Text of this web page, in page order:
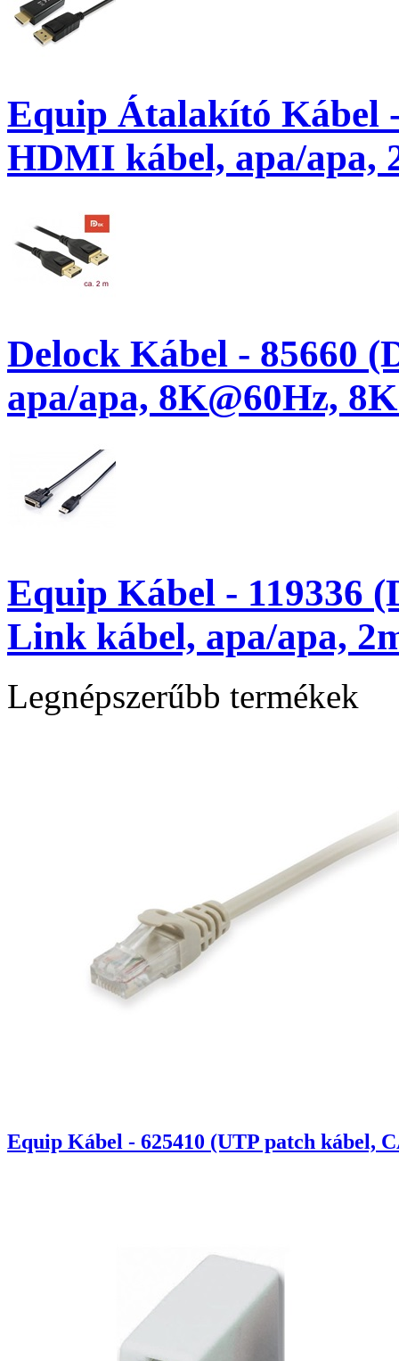
Equip Átalakító Kábel
HDMI kábel, apa/apa,
Delock Kábel - 85660
apa/apa, 8K@60Hz,
Equip Kábel - 119336
Link kábel, apa/apa,
Legnépszerűbb termékek
Equip Kábel - 625410 (UTP patch kábel,